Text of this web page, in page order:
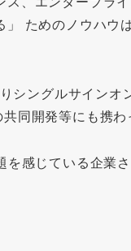
ためのノウハウ
シングルサインオ
同開発等にも携わ
感じている企業